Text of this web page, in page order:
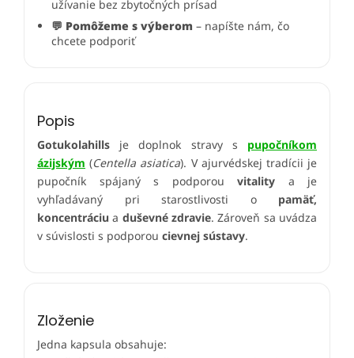
užívanie bez zbytočných prísad
💬 Pomôžeme s výberom – napíšte nám, čo
chcete podporiť
Popis
Gotukolahills je doplnok stravy s pupočníkom
ázijským (Centella asiatica). V ajurvédskej tradícii je
pupočník spájaný s podporou vitality a je
vyhľadávaný pri starostlivosti o pamäť,
koncentráciu a duševné zdravie. Zároveň sa uvádza
v súvislosti s podporou cievnej sústavy.
Zloženie
Jedna kapsula obsahuje: